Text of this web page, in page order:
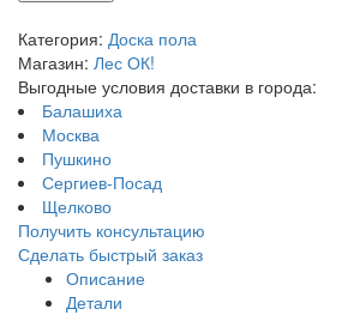
Категория: Доска пола
Магазин: Лес ОК!
Выгодные условия доставки в города:
Балашиха
Москва
Пушкино
Сергиев-Посад
Щелково
Получить консультацию
Сделать быстрый заказ
Описание
Детали